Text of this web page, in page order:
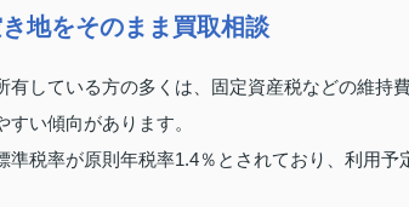
地をそのまま買取相談
有している方の多くは、固定資産税などの維持
い傾向があります。
準税率が原則年税率1.4％とされており、利用